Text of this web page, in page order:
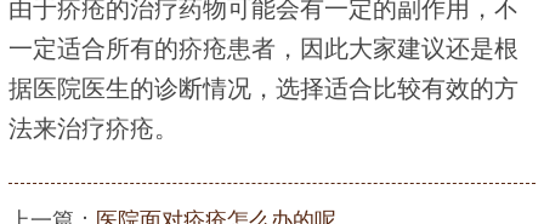
由于疥疮的治疗药物可能会有一定的副作用，不
一定适合所有的疥疮患者，因此大家建议还是根
据医院医生的诊断情况，选择适合比较有效的方
法来治疗疥疮。